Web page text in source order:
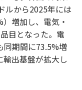
ルから2025年には
増加し、電気・
目となった。電
同期間に73.5%増
出基盤が拡大し